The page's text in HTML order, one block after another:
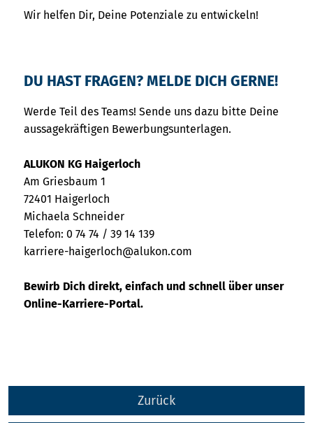
Wir helfen Dir, Deine Potenziale zu entwickeln!
DU HAST FRAGEN? MELDE DICH GERNE!
Werde Teil des Teams! Sende uns dazu bitte Deine
aussagekräftigen Bewerbungsunterlagen.
ALUKON KG Haigerloch
Am Griesbaum 1
72401 Haigerloch
Michaela Schneider
Telefon: 0 74 74 / 39 14 139
karriere-haigerloch@alukon.com
Bewirb Dich direkt, einfach und schnell über unser
Online-Karriere-Portal.
Zurück